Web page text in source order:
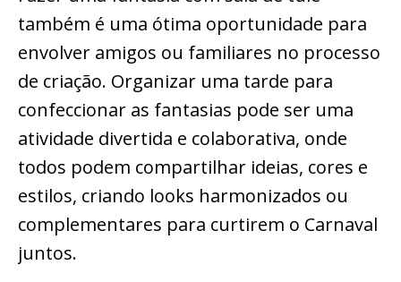
também é uma ótima oportunidade para
envolver amigos ou familiares no processo
de criação. Organizar uma tarde para
confeccionar as fantasias pode ser uma
atividade divertida e colaborativa, onde
todos podem compartilhar ideias, cores e
estilos, criando looks harmonizados ou
complementares para curtirem o Carnaval
juntos.